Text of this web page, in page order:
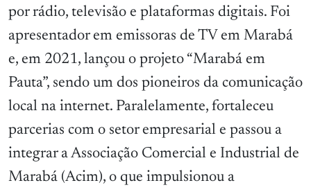
por rádio, televisão e plataformas digitais. Foi
apresentador em emissoras de TV em Marabá
e, em 2021, lançou o projeto “Marabá em
Pauta”, sendo um dos pioneiros da comunicação
local na internet. Paralelamente, fortaleceu
parcerias com o setor empresarial e passou a
integrar a Associação Comercial e Industrial de
Marabá (Acim), o que impulsionou a